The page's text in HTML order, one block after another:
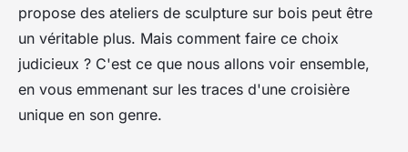
propose des ateliers de sculpture sur bois peut être
un véritable plus. Mais comment faire ce choix
judicieux ? C'est ce que nous allons voir ensemble,
en vous emmenant sur les traces d'une croisière
unique en son genre.